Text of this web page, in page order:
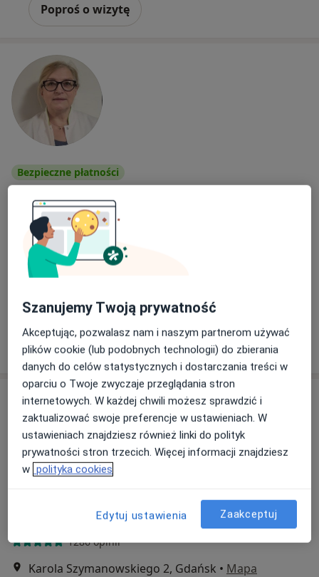
Poproś o wizytę
Bezpieczne płatności
dr n. med. Aleksandra Siedlewicz
Alergolog, Dermatolog
119 opinii
Orląt Lwowskich 70, Gdańsk
Poproś o wizytę
Mediss Medical Clinic
Alergologia, Medycyna estetyczna, Ginekologia·Więcej
1286 opinii
Karola Szymanowskiego 2, Gdańsk • Mapa
Szanujemy Twoją prywatność
Akceptując, pozwalasz nam i naszym partnerom używać
plików cookie (lub podobnych technologii) do zbierania
danych do celów statystycznych i dostarczania treści w
oparciu o Twoje zwyczaje przeglądania stron
internetowych. W każdej chwili możesz sprawdzić i
zaktualizować swoje preferencje w ustawieniach. W
ustawieniach znajdziesz również linki do polityk
prywatności stron trzecich. Więcej informacji znajdziesz
w polityka cookies
Edytuj ustawienia Zaakceptuj